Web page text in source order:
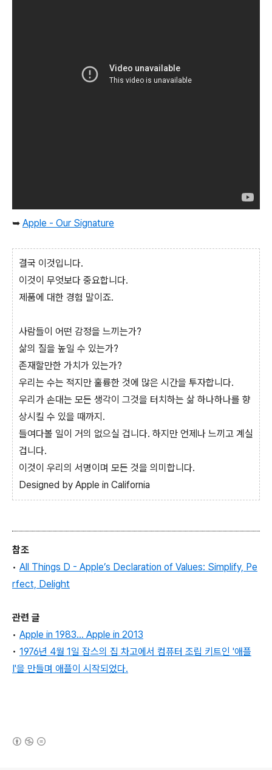
➥ Apple - Our Signature
결국 이것입니다.
이것이 무엇보다 중요합니다.
제품에 대한 경험 말이죠.
사람들이 어떤 감정을 느끼는가?
삶의 질을 높일 수 있는가?
존재할만한 가치가 있는가?
우리는 수는 적지만 훌륭한 것에 많은 시간을 투자합니다.
우리가 손대는 모든 생각이 그것을 터치하는 삶 하나하나를 향
상시킬 수 있을 때까지.
들여다볼 일이 거의 없으실 겁니다. 하지만 언제나 느끼고 계실
겁니다.
이것이 우리의 서명이며 모든 것을 의미합니다.
Designed by Apple in California
참조
• All Things D - Apple’s Declaration of Values: Simplify, Pe
rfect, Delight
관련 글
• Apple in 1983... Apple in 2013
• 1976년 4월 1일 잡스의 집 차고에서 컴퓨터 조립 키트인 '애플
I'을 만들며 애플이 시작되었다.